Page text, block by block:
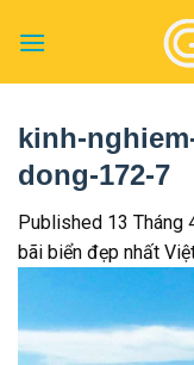
kinh-
dong-172-7
Published 13 Tháng
bãi biển đẹp nhất